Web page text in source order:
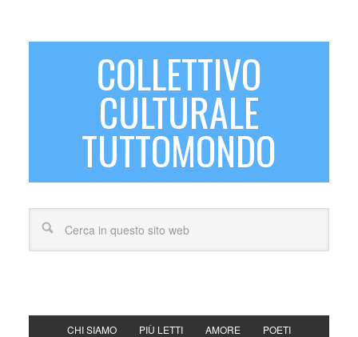
COLLETTIVO
CULTURALE
TUTTOMONDO
CHI SIAMO PIÙ LETTI AMORE POETI